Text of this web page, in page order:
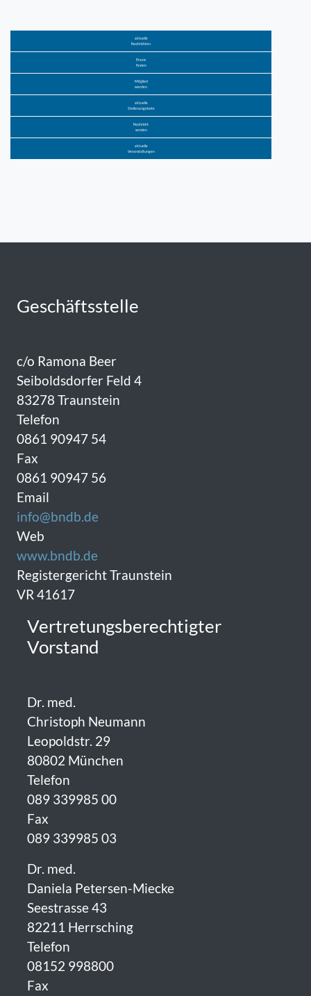
aktuelle
Nachrichten
Praxis
finden
Mitglied
werden
aktuelle
Stellenangebote
Nachricht
senden
aktuelle
Veranstaltungen
Geschäftsstelle
c/o Ramona Beer
Seiboldsdorfer Feld 4
83278 Traunstein
Telefon
0861 90947 54
Fax
0861 90947 56
Email
info@bndb.de
Web
www.bndb.de
Registergericht Traunstein
VR 41617
Vertretungsberechtigter
Vorstand
Dr. med.
Christoph Neumann
Leopoldstr. 29
80802 München
Telefon
089 339985 00
Fax
089 339985 03
Dr. med.
Daniela Petersen-Miecke
Seestrasse 43
82211 Herrsching
Telefon
08152 998800
Fax